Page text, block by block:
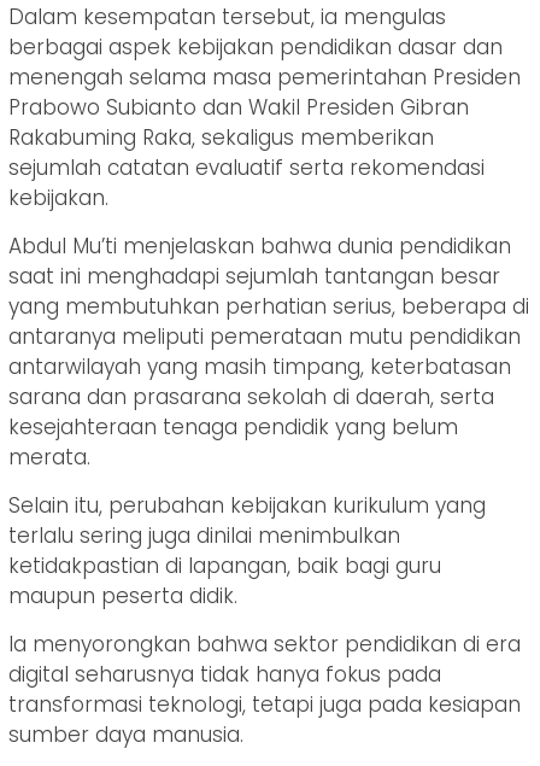
Dalam kesempatan tersebut, ia mengulas
berbagai aspek kebijakan pendidikan dasar dan
menengah selama masa pemerintahan Presiden
Prabowo Subianto dan Wakil Presiden Gibran
Rakabuming Raka, sekaligus memberikan
sejumlah catatan evaluatif serta rekomendasi
kebijakan.
Abdul Mu’ti menjelaskan bahwa dunia pendidikan
saat ini menghadapi sejumlah tantangan besar
yang membutuhkan perhatian serius, beberapa di
antaranya meliputi pemerataan mutu pendidikan
antarwilayah yang masih timpang, keterbatasan
sarana dan prasarana sekolah di daerah, serta
kesejahteraan tenaga pendidik yang belum
merata.
Selain itu, perubahan kebijakan kurikulum yang
terlalu sering juga dinilai menimbulkan
ketidakpastian di lapangan, baik bagi guru
maupun peserta didik.
Ia menyorongkan bahwa sektor pendidikan di era
digital seharusnya tidak hanya fokus pada
transformasi teknologi, tetapi juga pada kesiapan
sumber daya manusia.